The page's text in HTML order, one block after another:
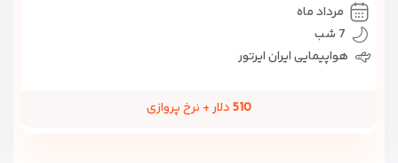
مرداد ماه
7 شب
هواپیمایی ایران ایرتور
510دلار + نرخ پروازی